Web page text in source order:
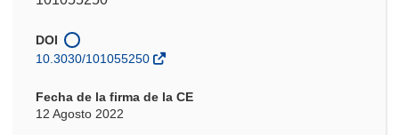
DOI
10.3030/101055250
Fecha de la firma de la CE
12 Agosto 2022